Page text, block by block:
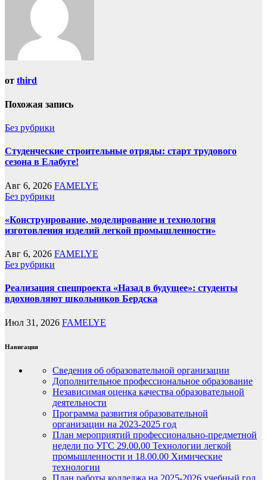
от third
Похожая запись
Без рубрики
Студенческие строительные отряды: старт трудового
сезона в Елабуге!
Авг 6, 2026 FAMELYE
Без рубрики
«Конструирование, моделирование и технология
изготовления изделий легкой промышленности»
Авг 6, 2026 FAMELYE
Без рубрики
Реализация спецпроекта «Назад в будущее»: студенты
вдохновляют школьников Бердска
Июл 31, 2026 FAMELYE
Навигация
Сведения об образовательной организации
Дополнительное профессиональное образование
Независимая оценка качества образовательной
деятельности
Программа развития образовательной
организации на 2023-2025 год
План мероприятий профессионально-предметной
недели по УГС 29.00.00 Технологии легкой
промышленности и 18.00.00 Химические
технологии
План работы колледжа на 2025-2026 учебный год